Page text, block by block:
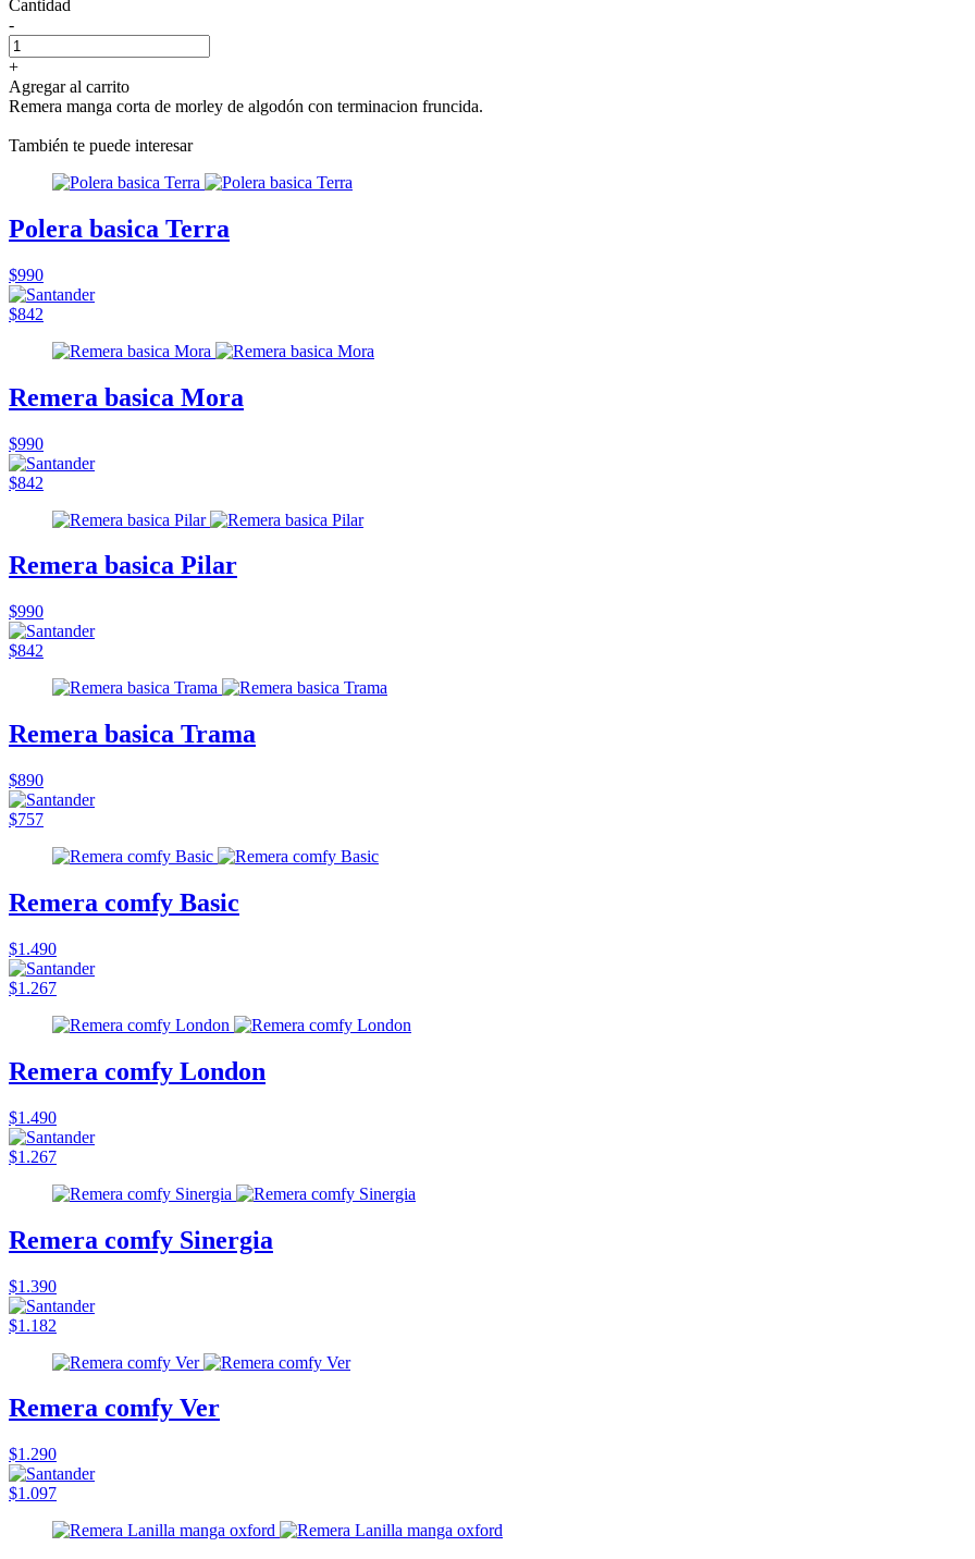
Cantidad
-
+
Agregar al carrito
Remera manga corta de morley de algodón con terminacion fruncida.
También te puede interesar
Polera basica Terra
$990
$842
Remera basica Mora
$990
$842
Remera basica Pilar
$990
$842
Remera basica Trama
$890
$757
Remera comfy Basic
$1.490
$1.267
Remera comfy London
$1.490
$1.267
Remera comfy Sinergia
$1.390
$1.182
Remera comfy Ver
$1.290
$1.097